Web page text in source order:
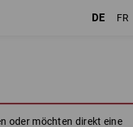
oder möchten direkt eine
DE FR